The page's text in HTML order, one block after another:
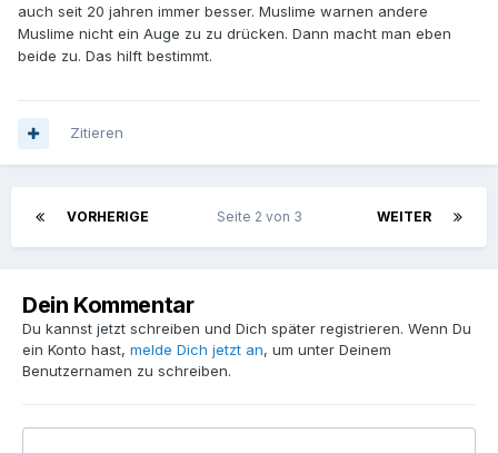
auch seit 20 jahren immer besser. Muslime warnen andere
Muslime nicht ein Auge zu zu drücken. Dann macht man eben
beide zu. Das hilft bestimmt.
Zitieren
VORHERIGE WEITER
Seite 2 von 3
Dein Kommentar
Du kannst jetzt schreiben und Dich später registrieren. Wenn Du
ein Konto hast, melde Dich jetzt an, um unter Deinem
Benutzernamen zu schreiben.